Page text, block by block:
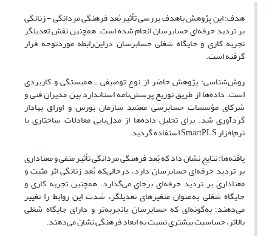
هدف: این پژوهش باهدف بررسی تأثیر بُعد فرهنگی مردانگی - زنانگی
بر تردید حرفه‌ای حسابرسان انجام شده است. همچنین نقش تعدیلگر
تجربه کاری و جایگاه شغلی حسابرسان دراین‌رابطه موردتوجه قرار
گرفته است.
روش‌شناسی: پژوهش حاضر از نوع توصیفی ـ همبستگی و کاربردی
است. داده‌ها از طریق توزیع پرسش‌نامه استاندارد بین مدیران فنی و
شرکای مؤسسات حسابرسی معتمد سازمان بورس و اوراق بهادار
گردآوری شد. برای تحلیل داده‌ها از مدل‌یابی معادلات ساختاری با
نرم‌افزار SmartPLS استفاده گردید.
یافته‌ها: نتایج نشان داد که بُعد فرهنگی مردانگی تأثیر منفی و معناداری
بر تردید حرفه‌ای حسابرسان دارد، درحالی‌که بُعد زنانگی اثر مثبت و
معناداری بر تردید حرفه‌ای برجای می‌گذارد. همچنین تجربه کاری و
جایگاه شغلی به‌عنوان متغیرهای تعدیلگر، شدت این روابط را تغییر
می‌دهند؛ به‌گونه‌ای که حسابرسان باتجربه‌تر و دارای جایگاه شغلی
بالاتر، حساسیت بیشتری نسبت به ابعاد فرهنگی نشان می‌دهند.